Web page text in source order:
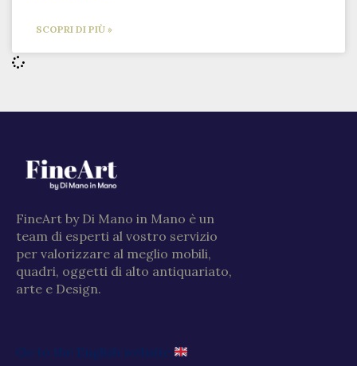
SCOPRI DI PIÙ »
FineArt by Di Mano in Mano è un
team di esperti al vostro servizio
per valorizzare al meglio mobili,
quadri, oggetti di alto antiquariato,
arte e Design.
Go to the English website